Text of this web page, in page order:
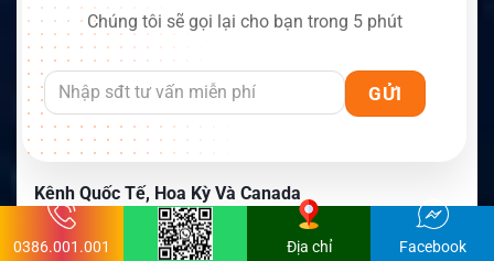
DT544 là bộ đàm analog chuyên dụng. Máy không hỗ
trợ DMR.
Thông tin này cần được nêu rõ trên trang sản phẩm.
Nội dung chính xác giúp khách hàng tránh chọn
nhầm.
Kênh Quốc Tế, Hoa Kỳ Và Canada
Thiết bị được lập trình các nhóm kênh hàng hải phổ
Chúng tôi sẽ gọi lại cho bạn trong 5 phút
0386.001.001 Địa chỉ Facebook